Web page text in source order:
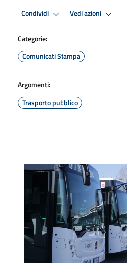
Condividi Vedi azioni
Categorie:
Comunicati Stampa
Argomenti:
Trasporto pubblico